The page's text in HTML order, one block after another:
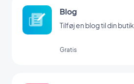
Blog
Tilføj en blog til din butik
Gratis